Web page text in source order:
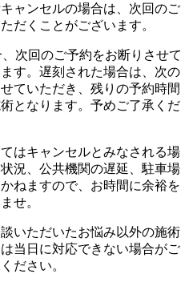
ャンセルの場合は、次回のご
だくことがございます。
次回のご予約をお断りさせて
す。遅刻された場合は、次の
ていただき、残りの予約時間
となります。予めご了承くだ
はキャンセルとみなされる場
況、公共機関の遅延、駐車場
ねますので、お時間に余裕を
せ。
いただいたお悩み以外の施術
当日に対応できない場合がご
ださい。